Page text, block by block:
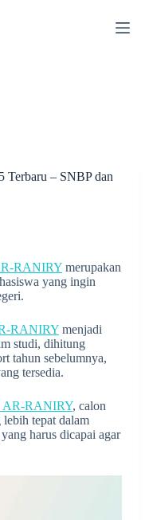
– SNBP dan
RANIRY merupakan
yang ingin
RANIRY menjadi
studi, dihitung
tahun sebelumnya,
tersedia.
RANIRY, calon
lebih tepat dalam
harus dicapai agar